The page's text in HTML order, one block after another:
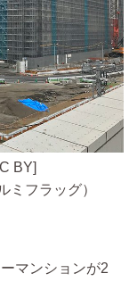
BY]
ミフラッグ）
マンションが2